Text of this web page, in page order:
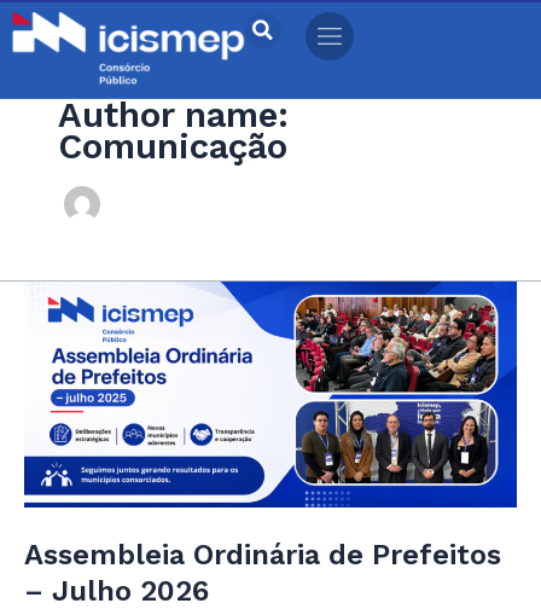
Ir
para
conteúdoAuthor name:
Comunicação
Assembleia Ordinária de Prefeitos
– Julho 2026
Assembleia
Ordinária
Prefeitos
Julho
2026